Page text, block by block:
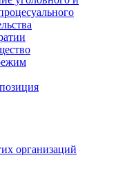
организаций